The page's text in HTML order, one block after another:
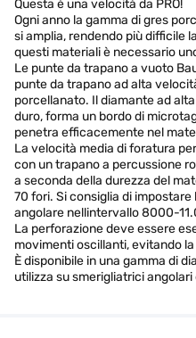
Questa è una velocità da PRO!
Ogni anno la gamma di gres
si amplia, rendendo più difficile
questi materiali è necessario
Le punte da trapano a vuoto
punte da trapano ad alta
porcellanato. Il diamante ad
duro, forma un bordo di
penetra efficacemente nel
La velocità media di foratura
con un trapano a percussione
a seconda della durezza del
70 fori. Si consiglia di
angolare nellintervallo 8000-
La perforazione deve essere
movimenti oscillanti, evitando
È disponibile in una gamma di
utilizza su smerigliatrici angolari